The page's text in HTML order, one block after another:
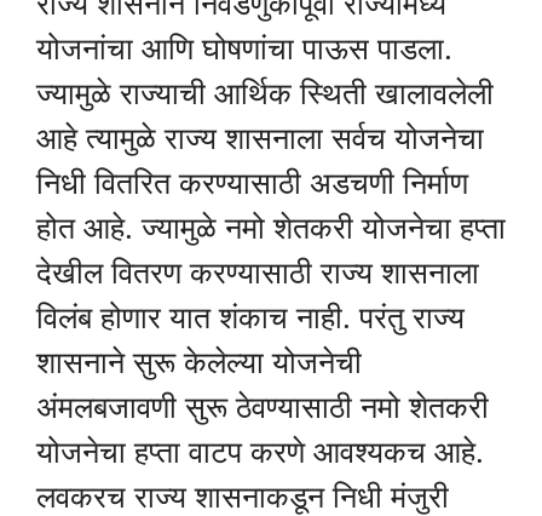
योजनांचा आणि घोषणांचा पाऊस पाडला.
ज्यामुळे राज्याची आर्थिक स्थिती खालावलेली
आहे त्यामुळे राज्य शासनाला सर्वच योजनेचा
निधी वितरित करण्यासाठी अडचणी निर्माण
होत आहे. ज्यामुळे नमो शेतकरी योजनेचा हप्ता
देखील वितरण करण्यासाठी राज्य शासनाला
विलंब होणार यात शंकाच नाही. परंतु राज्य
शासनाने सुरू केलेल्या योजनेची
अंमलबजावणी सुरू ठेवण्यासाठी नमो शेतकरी
योजनेचा हप्ता वाटप करणे आवश्यकच आहे.
लवकरच राज्य शासनाकडून निधी मंजुरी